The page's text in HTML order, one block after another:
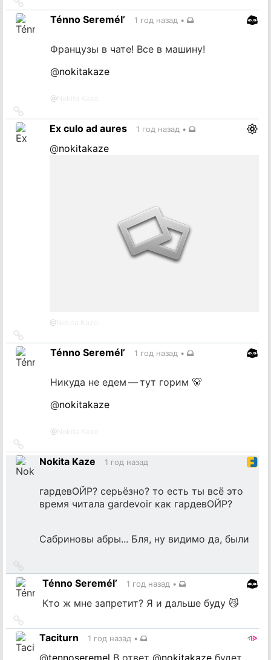
на
источникTénno Seremél’ 1 год назад •
Французы в чате! Все в машину!
@nokitakaze
@
на
источникEx culo ad aures 1 год назад •
@nokitakaze
@
на
источникTénno Seremél’ 1 год назад •
Никуда не едем — тут горим 🐻
@nokitakaze
@
на
источник
Nokita Kaze 1 год назад
гардевОЙР? серьёзно? то есть ты всё это
время читала gardevoir как гардевОЙР?
Сабриновы абры... Бля, ну видимо да, были
на
источникTénno Seremél’ 1 год назад •
Кто ж мне запретит? Я и дальше буду 😼
на
источник
Taciturn 1 год назад •
@tennoseremel В ответ @nokitakaze будет